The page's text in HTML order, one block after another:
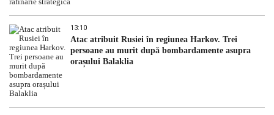
13:10
Atac atribuit Rusiei în regiunea Harkov. Trei
persoane au murit după bombardamente asupra
orașului Balaklia